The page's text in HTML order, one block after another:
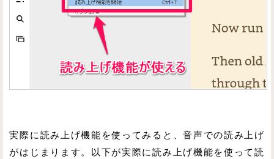
実際に読み上げ機能を使ってみると、音声での読み上げ
がはじまります。以下が実際に読み上げ機能を使って読